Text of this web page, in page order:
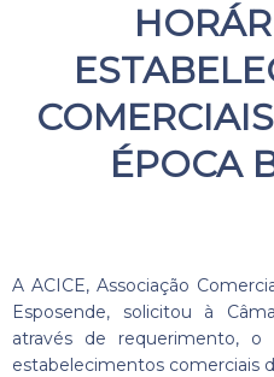
ÉPOCA
A ACICE, Associação
Esposende, solicitou à
através de requerimento,
estabelecimentos comerciais